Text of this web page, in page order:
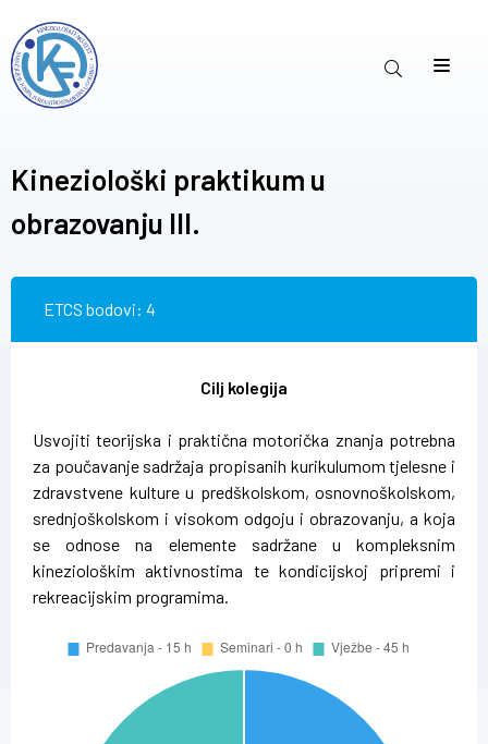
Kineziološki praktikum u
obrazovanju III.
ETCS bodovi: 4
Cilj kolegija
Usvojiti teorijska i praktična motorička znanja potrebna
za poučavanje sadržaja propisanih kurikulumom tjelesne i
zdravstvene kulture u predškolskom, osnovnoškolskom,
srednjoškolskom i visokom odgoju i obrazovanju, a koja
se odnose na elemente sadržane u kompleksnim
kineziološkim aktivnostima te kondicijskoj pripremi i
rekreacijskim programima.